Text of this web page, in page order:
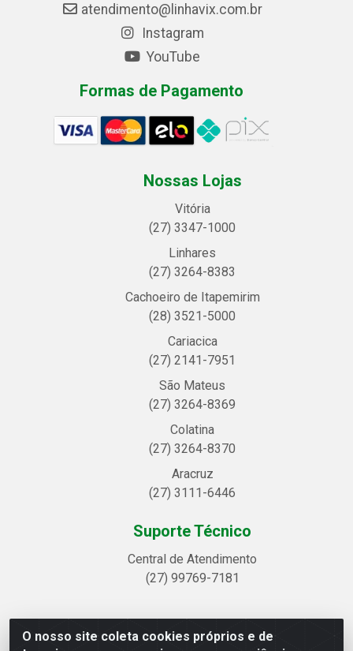
O nosso site coleta cookies próprios e de
atendimento@linhavix.com.br
Instagram
YouTube
Formas de Pagamento
Nossas Lojas
Vitória
(27) 3347-1000
Linhares
(27) 3264-8383
Cachoeiro de Itapemirim
(28) 3521-5000
Cariacica
(27) 2141-7951
São Mateus
(27) 3264-8369
Colatina
(27) 3264-8370
Aracruz
(27) 3111-6446
Suporte Técnico
Central de Atendimento
(27) 99769-7181
Linhavix Distribuidora LTDA - Avenida Alegre, 2521 -